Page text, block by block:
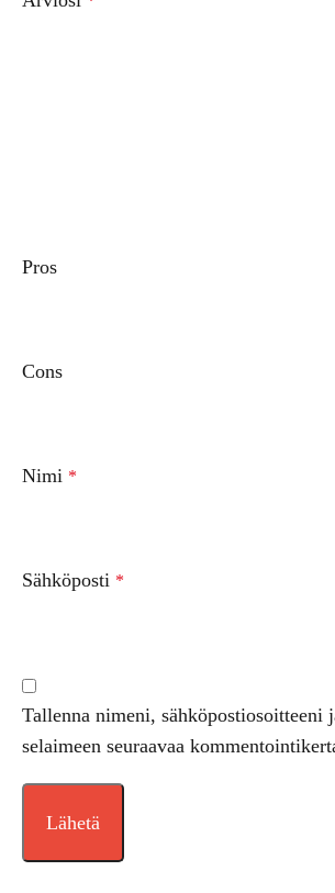
Pros
Cons
Nimi *
Sähköposti *
Tallenna nimeni, sähköpostiosoitteeni
selaimeen seuraavaa